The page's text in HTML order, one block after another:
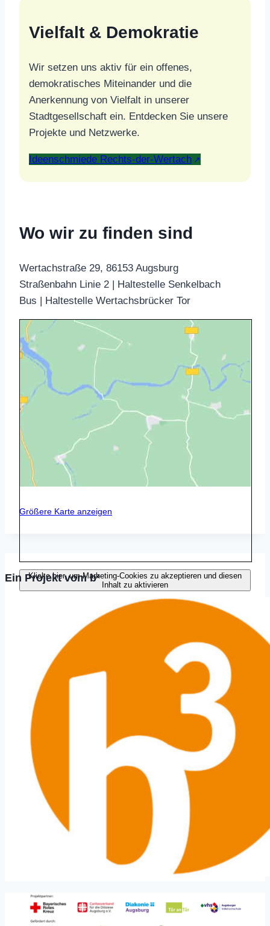
Vielfalt & Demokratie
Wir setzen uns aktiv für ein offenes,
demokratisches Miteinander und die
Anerkennung von Vielfalt in unserer
Stadtgesellschaft ein. Entdecken Sie unsere
Projekte und Netzwerke.
Ideenschmiede Rechts-der-Wertach
Wo wir zu finden sind
Wertachstraße 29, 86153 Augsburg
Straßenbahn Linie 2 | Haltestelle Senkelbach
Bus | Haltestelle Wertachsbrücker Tor
Klicke hier, um Marketing-Cookies zu akzeptieren und diesen
Inhalt zu aktivieren
Größere Karte anzeigen
Ein Projekt vom b³